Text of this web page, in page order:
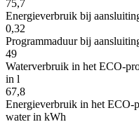
75,7
Energieverbruik bij
0,32
Programmaduur bij
49
Waterverbruik in het ECO-
in l
67,8
Energieverbruik in het ECO-
water in kWh